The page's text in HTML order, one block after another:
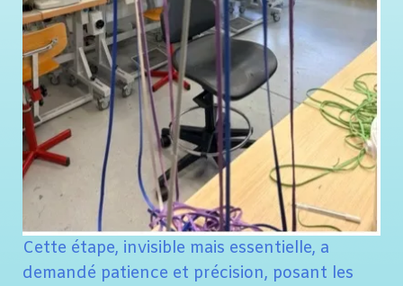
Cette étape, invisible mais essentielle, a
demandé patience et précision, posant les